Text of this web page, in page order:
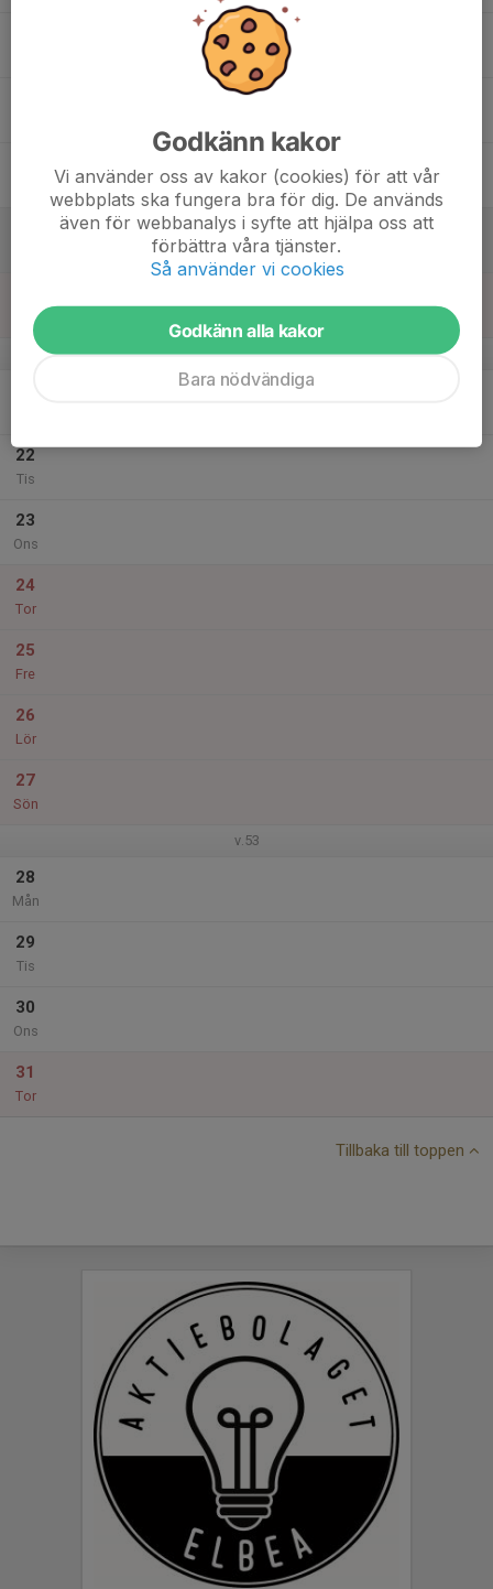
Sön
v.52
22
Tis
23
Ons
24
Tor
25
Fre
26
Lör
27
Sön
v.53
28
Mån
29
Tis
30
Ons
31
Tor
Tillbaka till toppen
Godkänn kakor
Vi använder oss av kakor (cookies) för att vår
webbplats ska fungera bra för dig. De används
även för webbanalys i syfte att hjälpa oss att
förbättra våra tjänster.
Så använder vi cookies
Godkänn alla kakor
Bara nödvändiga